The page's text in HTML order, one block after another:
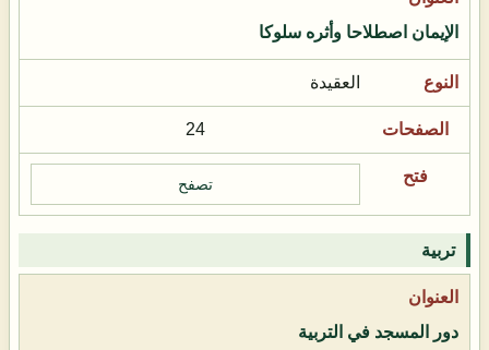
الإيمان اصطلاحا وأثره سلوكا
العقيدة
24
تصفح
تربية
دور المسجد في التربية